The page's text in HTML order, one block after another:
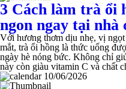
3 Cách làm trà ổi
ngon ngay tại nhà
Với hương thơm dịu nhẹ, vị
mắt, trà ổi hồng là thức uống
ngày hè nóng bức. Không chỉ
này còn giàu vitamin C và chất
10/06/2026